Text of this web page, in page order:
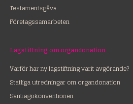
Testamentsgåva
Företagssamarbeten
Lagstiftning om organdonation
Varför har ny lagstiftning varit avgörande?
Statliga utredningar om organdonation
Santiagokonventionen